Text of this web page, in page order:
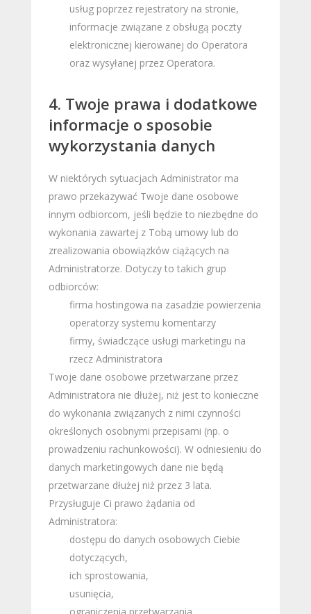
usług poprzez rejestratory na stronie,
informacje związane z obsługą poczty
elektronicznej kierowanej do Operatora
oraz wysyłanej przez Operatora.
4. Twoje prawa i dodatkowe
informacje o sposobie
wykorzystania danych
W niektórych sytuacjach Administrator ma
prawo przekazywać Twoje dane osobowe
innym odbiorcom, jeśli będzie to niezbędne do
wykonania zawartej z Tobą umowy lub do
zrealizowania obowiązków ciążących na
Administratorze. Dotyczy to takich grup
odbiorców:
firma hostingowa na zasadzie powierzenia
operatorzy systemu komentarzy
firmy, świadczące usługi marketingu na
rzecz Administratora
Twoje dane osobowe przetwarzane przez
Administratora nie dłużej, niż jest to konieczne
do wykonania związanych z nimi czynności
określonych osobnymi przepisami (np. o
prowadzeniu rachunkowości). W odniesieniu do
danych marketingowych dane nie będą
przetwarzane dłużej niż przez 3 lata.
Przysługuje Ci prawo żądania od
Administratora:
dostępu do danych osobowych Ciebie
dotyczących,
ich sprostowania,
usunięcia,